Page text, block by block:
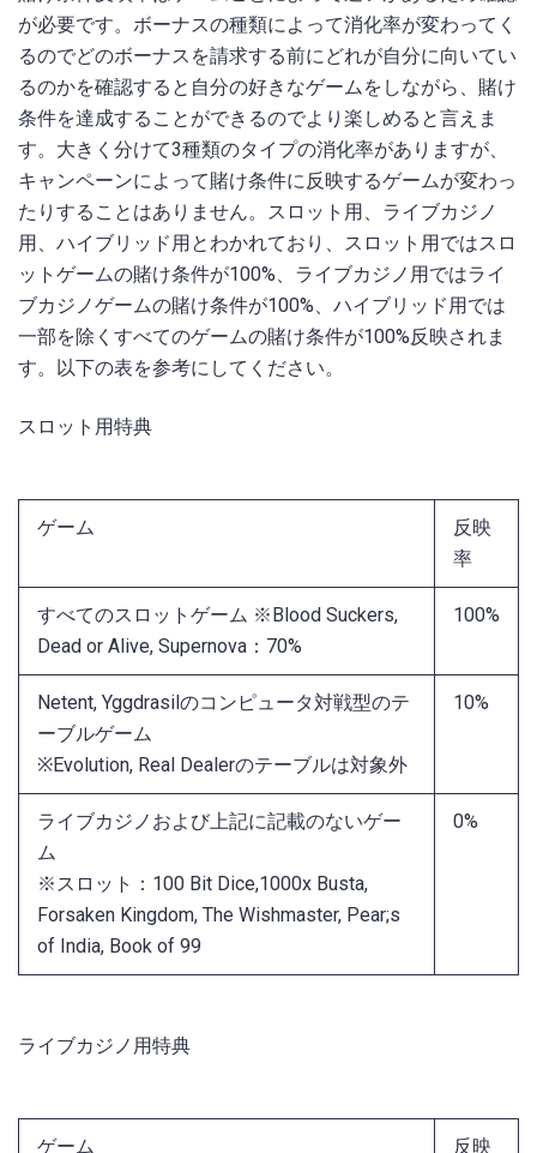
が必要です。ボーナスの種類によって消化率が変わってく
るのでどのボーナスを請求する前にどれが自分に向いてい
るのかを確認すると自分の好きなゲームをしながら、賭け
条件を達成することができるのでより楽しめると言えま
す。大きく分けて3種類のタイプの消化率がありますが、
キャンペーンによって賭け条件に反映するゲームが変わっ
たりすることはありません。スロット用、ライブカジノ
用、ハイブリッド用とわかれており、スロット用ではスロ
ットゲームの賭け条件が100%、ライブカジノ用ではライ
ブカジノゲームの賭け条件が100%、ハイブリッド用では
一部を除くすべてのゲームの賭け条件が100%反映されま
す。以下の表を参考にしてください。
スロット用特典
ゲーム
反映
率
すべてのスロットゲーム ※Blood Suckers,
Dead or Alive, Supernova：70%
100%
Netent, Yggdrasilのコンピュータ対戦型のテ
ーブルゲーム
※Evolution, Real Dealerのテーブルは対象外
10%
ライブカジノおよび上記に記載のないゲー
ム
※スロット：100 Bit Dice,1000x Busta,
Forsaken Kingdom, The Wishmaster, Pear;s
of India, Book of 99
0%
ライブカジノ用特典
ゲーム
反映